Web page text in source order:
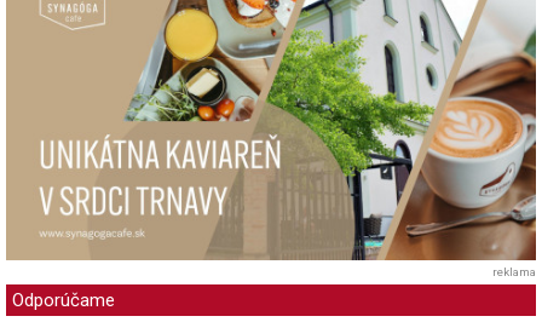
reklama
Odporúčame